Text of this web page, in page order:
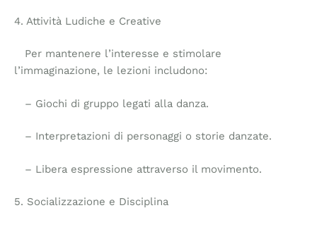
4. Attività Ludiche e Creative
Per mantenere l’interesse e stimolare
l’immaginazione, le lezioni includono:
– Giochi di gruppo legati alla danza.
– Interpretazioni di personaggi o storie danzate.
– Libera espressione attraverso il movimento.
5. Socializzazione e Disciplina